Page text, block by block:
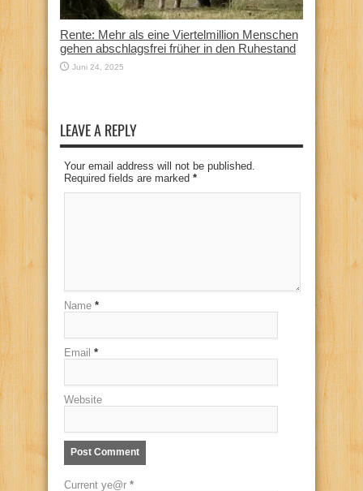
Rente: Mehr als eine Viertelmillion Menschen
gehen abschlagsfrei früher in den Ruhestand
Juni 24, 2025
LEAVE A REPLY
Your email address will not be published.
Required fields are marked *
Name *
Email *
Website
Current ye@r *